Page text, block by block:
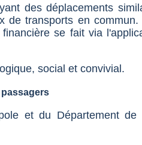
des déplacements
transports en
se fait via
social et convivial.
et du Département